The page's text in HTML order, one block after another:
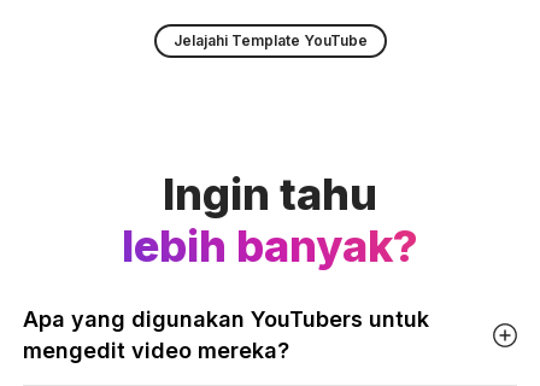
Jelajahi Template YouTube
Ingin tahu
lebih banyak?
Apa yang digunakan YouTubers untuk
mengedit video mereka?